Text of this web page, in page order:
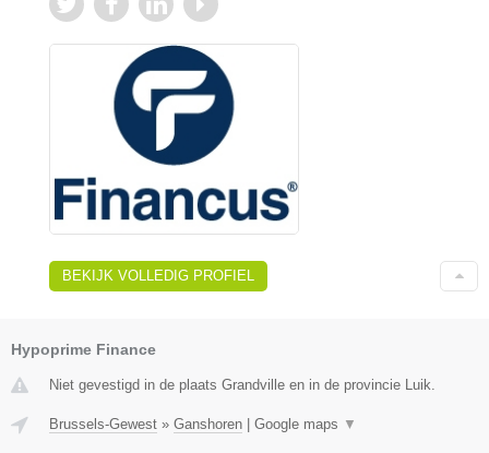
BEKIJK VOLLEDIG PROFIEL
Hypoprime Finance
Niet gevestigd in de plaats Grandville en in de provincie Luik.
Brussels-Gewest » Ganshoren Google maps ▼